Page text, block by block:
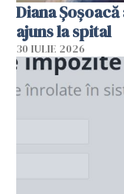
Diana
ajuns la spital
30 IULIE 2026